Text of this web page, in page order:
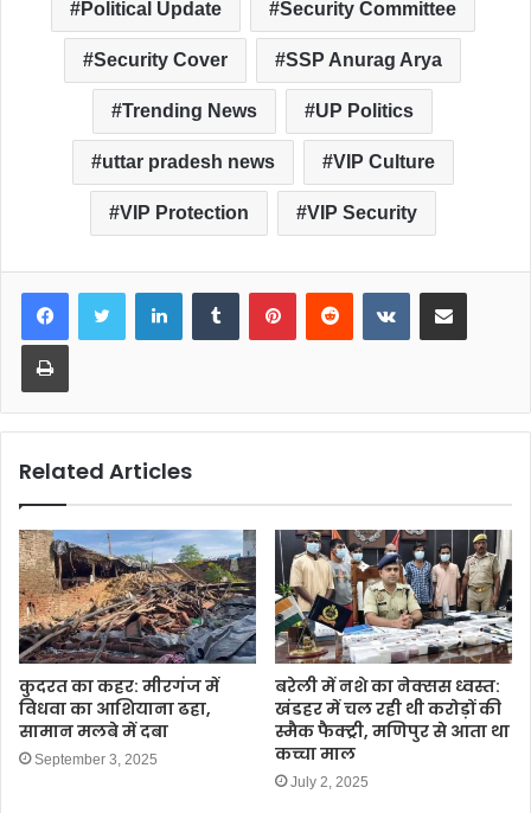
Political Update Security Committee
Security Cover SSP Anurag Arya
Trending News UP Politics
uttar pradesh news VIP Culture
VIP Protection VIP Security
LinkedInTumblr PinterestReddit VKontakteShare via Email
Print
Related Articles
कुदरत का कहर: मीरगंज में
विधवा का आशियाना ढहा,
सामान मलबे में दबा
September 3, 2025
बरेली में नशे का नेक्सस ध्वस्त:
खंडहर में चल रही थी करोड़ों की
स्मैक फैक्ट्री, मणिपुर से आता था
कच्चा माल
July 2, 2025